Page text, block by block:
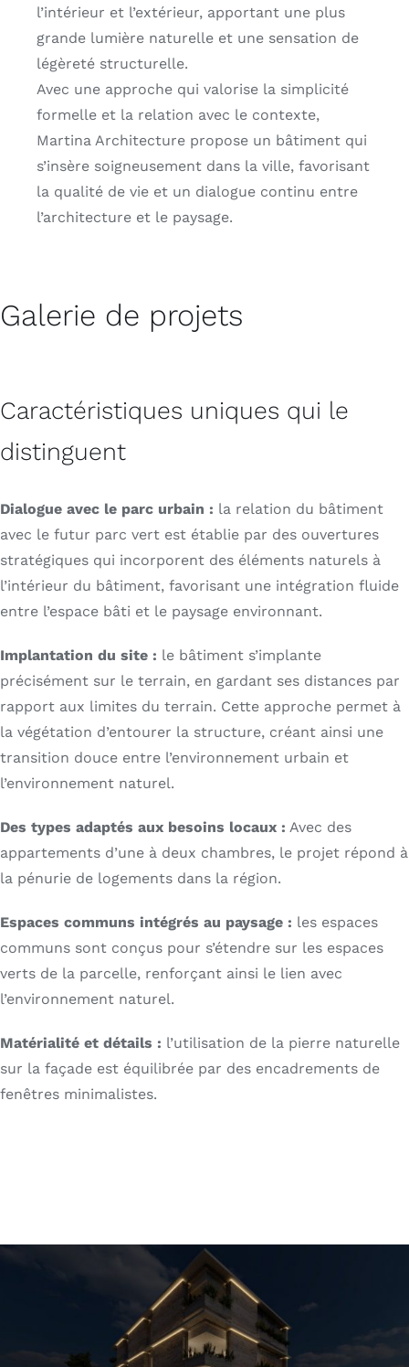
l’intérieur et l’extérieur, apportant une plus
grande lumière naturelle et une sensation de
légèreté structurelle.
Avec une approche qui valorise la simplicité
formelle et la relation avec le contexte,
Martina Architecture propose un bâtiment qui
s’insère soigneusement dans la ville, favorisant
la qualité de vie et un dialogue continu entre
l’architecture et le paysage.
Galerie de projets
Caractéristiques uniques qui le
distinguent
Dialogue avec le parc urbain : la relation du bâtiment
avec le futur parc vert est établie par des ouvertures
stratégiques qui incorporent des éléments naturels à
l’intérieur du bâtiment, favorisant une intégration fluide
entre l’espace bâti et le paysage environnant.
Implantation du site : le bâtiment s’implante
précisément sur le terrain, en gardant ses distances par
rapport aux limites du terrain. Cette approche permet à
la végétation d’entourer la structure, créant ainsi une
transition douce entre l’environnement urbain et
l’environnement naturel.
Des types adaptés aux besoins locaux : Avec des
appartements d’une à deux chambres, le projet répond à
la pénurie de logements dans la région.
Espaces communs intégrés au paysage : les espaces
communs sont conçus pour s’étendre sur les espaces
verts de la parcelle, renforçant ainsi le lien avec
l’environnement naturel.
Matérialité et détails : l’utilisation de la pierre naturelle
sur la façade est équilibrée par des encadrements de
fenêtres minimalistes.